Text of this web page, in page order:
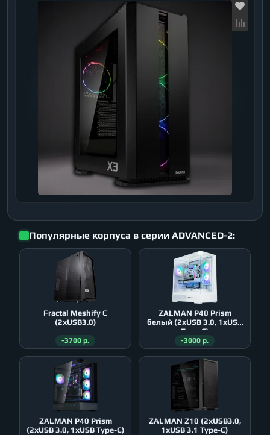
Популярные корпуса в серии ADVANCED-2:
Fractal Meshify C
(2xUSB3.0)
-3700 р.
ZALMAN P40 Prism
белый (2xUSB 3.0, 1xUSB
Type-C)
-3000 р.
ZALMAN P40 Prism
(2xUSB 3.0, 1xUSB Type-C)
ZALMAN Z10 (2xUSB3.0,
1xUSB 3.1 Type-C)